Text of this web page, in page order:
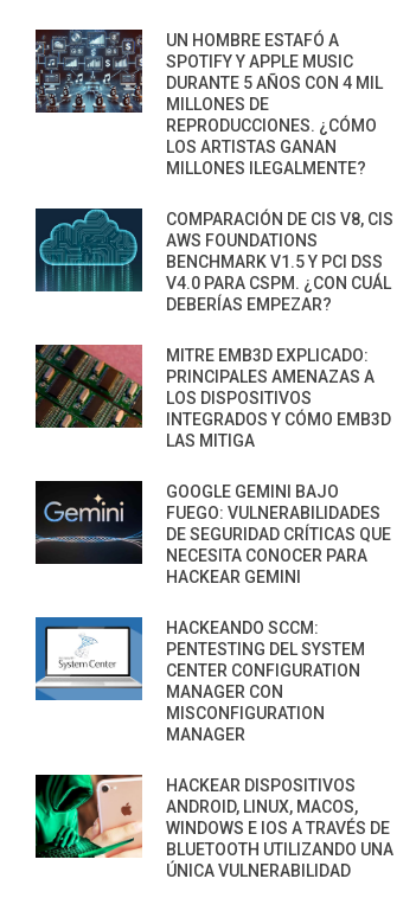
UN HOMBRE ESTAFÓ A
SPOTIFY Y APPLE MUSIC
DURANTE 5 AÑOS CON 4 MIL
MILLONES DE
REPRODUCCIONES. ¿CÓMO
LOS ARTISTAS GANAN
MILLONES ILEGALMENTE?
COMPARACIÓN DE CIS V8, CIS
AWS FOUNDATIONS
BENCHMARK V1.5 Y PCI DSS
V4.0 PARA CSPM. ¿CON CUÁL
DEBERÍAS EMPEZAR?
MITRE EMB3D EXPLICADO:
PRINCIPALES AMENAZAS A
LOS DISPOSITIVOS
INTEGRADOS Y CÓMO EMB3D
LAS MITIGA
GOOGLE GEMINI BAJO
FUEGO: VULNERABILIDADES
DE SEGURIDAD CRÍTICAS QUE
NECESITA CONOCER PARA
HACKEAR GEMINI
HACKEANDO SCCM:
PENTESTING DEL SYSTEM
CENTER CONFIGURATION
MANAGER CON
MISCONFIGURATION
MANAGER
HACKEAR DISPOSITIVOS
ANDROID, LINUX, MACOS,
WINDOWS E IOS A TRAVÉS DE
BLUETOOTH UTILIZANDO UNA
ÚNICA VULNERABILIDAD